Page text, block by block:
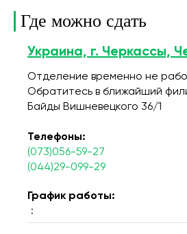
Где можно сдать
Украина, г. Черкассы,
Отделение временно не
Обратитесь в ближайший
Байды Вишневецкого 36/1
Телефоны:
(073)056-59-27
(044)29-099-29
График работы:
: